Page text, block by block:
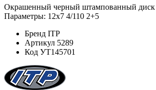
Окрашенный черный штампованный диск
Параметры: 12x7 4/110 2+5
Бренд ITP
Артикул 5289
Код УТ145701